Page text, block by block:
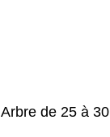
Arbre de 25 à